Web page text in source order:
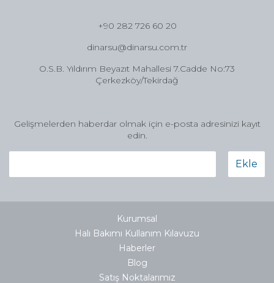
+90 282 726 60 20
dinarsu@dinarsu.com.tr
O.S.B. Yıldırım Beyazıt Mahallesi 7.Cadde No:73
Çerkezköy/Tekirdağ
Gelişmelerden haberdar olmak için e-posta adresinizi kayıt
edin.
Ekle
Kurumsal
Halı Bakımı Kullanım Kılavuzu
Haberler
Blog
Satış Noktalarımız